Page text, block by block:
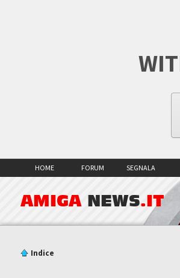
HOME FORUM SEGNALA
AMIGA NEWS.IT
Indice